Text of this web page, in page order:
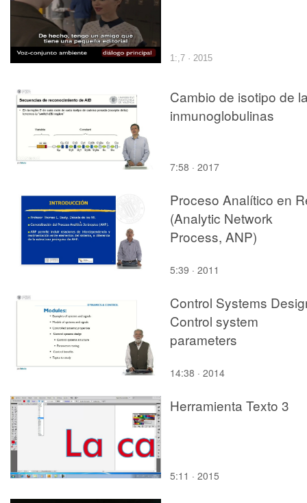
1:,7 · 2015
Cambio de isotipo de
inmunoglobulinas
7:58 · 2017
Proceso Analítico en
(Analytic Network
Process, ANP)
5:39 · 2011
Control Systems
Control system
parameters
14:38 · 2014
Herramienta Texto 3
5:11 · 2015